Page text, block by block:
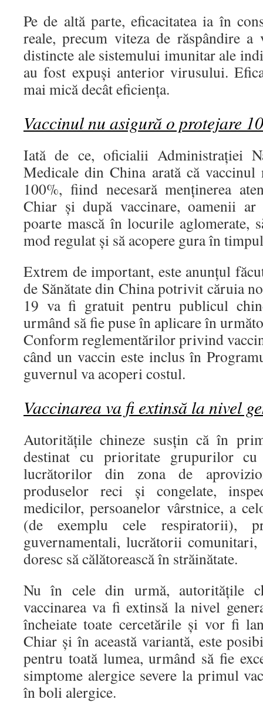
Pe de altă parte, eficacitatea ia în
reale, precum viteza de răspândire
distincte ale sistemului imunitar ale
au fost expuși anterior virusului.
mai mică decât eficiența.
Vaccinul nu asigură o protejare
Iată de ce, oficialii Administrației
Medicale din China arată că
100%, fiind necesară menținerea
Chiar și după vaccinare, oamenii
poarte mască în locurile aglomerate,
mod regulat și să acopere gura în
Extrem de important, este anunțul
de Sănătate din China potrivit căruia
19 va fi gratuit pentru publicul
urmând să fie puse în aplicare în
Conform reglementărilor privind
când un vaccin este inclus în
guvernul va acoperi costul.
Vaccinarea va fi extinsă la nivel
Autoritățile chineze susțin că în
destinat cu prioritate grupurilor
lucrătorilor din zona de
produselor reci și congelate,
medicilor, persoanelor vârstnice, a
(de exemplu cele respiratorii),
guvernamentali, lucrătorii comunitari,
doresc să călătorească în străinătate.
Nu în cele din urmă, autoritățile
vaccinarea va fi extinsă la nivel
încheiate toate cercetările și vor fi
Chiar și în această variantă, este
pentru toată lumea, urmând să fie
simptome alergice severe la primul
în boli alergice.